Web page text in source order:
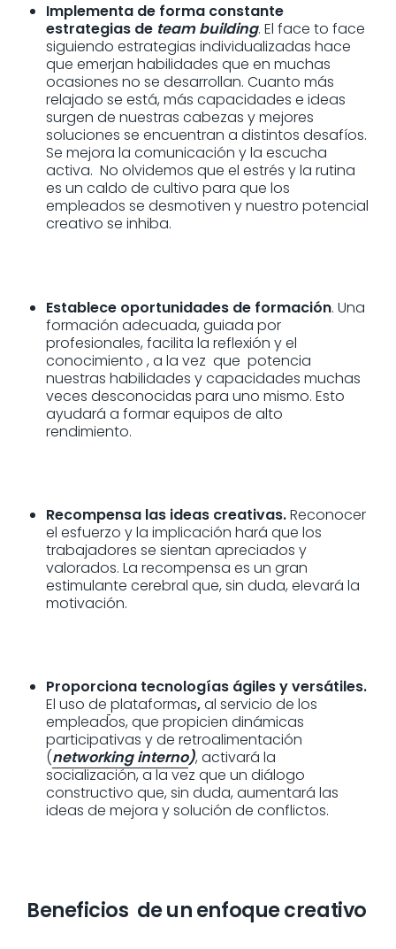
Implementa de forma constante
estrategias de team building. El face to face
siguiendo estrategias individualizadas hace
que emerjan habilidades que en muchas
ocasiones no se desarrollan. Cuanto más
relajado se está, más capacidades e ideas
surgen de nuestras cabezas y mejores
soluciones se encuentran a distintos desafíos.
Se mejora la comunicación y la escucha
activa. No olvidemos que el estrés y la rutina
es un caldo de cultivo para que los
empleados se desmotiven y nuestro potencial
creativo se inhiba.
Establece oportunidades de formación. Una
formación adecuada, guiada por
profesionales, facilita la reflexión y el
conocimiento , a la vez que potencia
nuestras habilidades y capacidades muchas
veces desconocidas para uno mismo. Esto
ayudará a formar equipos de alto
rendimiento.
Recompensa las ideas creativas.Reconocer
el esfuerzo y la implicación hará que los
trabajadores se sientan apreciados y
valorados. La recompensa es un gran
estimulante cerebral que, sin duda, elevará la
motivación.
Proporciona tecnologías ágiles y versátiles.
El uso de plataformas,al servicio de los
empleados, que propicien dinámicas
participativas y de retroalimentación
(networking interno), activará la
socialización, a la vez que un diálogo
constructivo que, sin duda, aumentará las
ideas de mejora y solución de conflictos.
Beneficios de un enfoque creativo